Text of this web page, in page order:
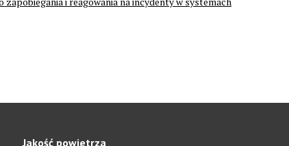
Jakość powietrza